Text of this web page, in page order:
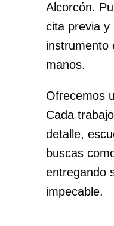
Alcorcón.
cita previa y
instrumento
manos.
Ofrecemos
Cada
detalle,
buscas
entregando
impecable.